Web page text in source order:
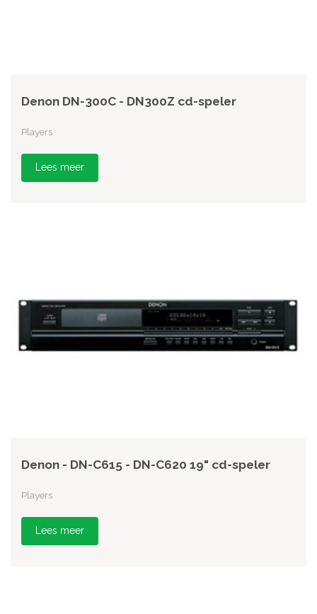
Denon DN-300C - DN300Z cd-speler
Players
Lees meer
Denon - DN-C615 - DN-C620 19" cd-speler
Players
Lees meer